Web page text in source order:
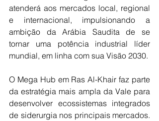
atenderá aos mercados local, regional
e internacional, impulsionando a
ambição da Arábia Saudita de se
tornar uma potência industrial líder
mundial, em linha com sua Visão 2030.
O Mega Hub em Ras Al-Khair faz parte
da estratégia mais ampla da Vale para
desenvolver ecossistemas integrados
de siderurgia nos principais mercados.